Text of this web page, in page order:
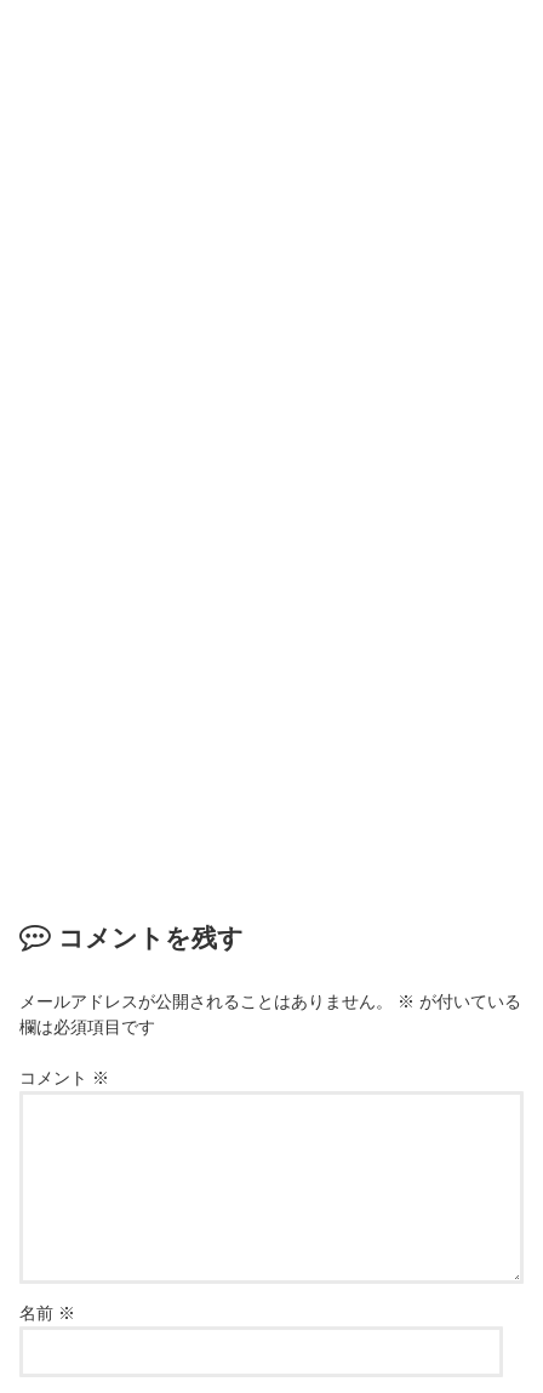
コメントを残す
メールアドレスが公開されることはありません。 ※ が付いている
欄は必須項目です
コメント ※
名前 ※